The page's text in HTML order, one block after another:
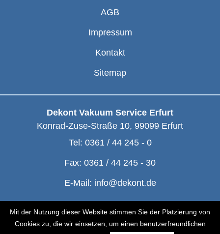
Mit der Nutzung dieser Website stimmen Sie der Platzierung von
Cookies zu, die wir einsetzen, um einen benutzerfreundlichen
AGB
Impressum
Kontakt
Sitemap
Dekont Vakuum Service Erfurt
Konrad-Zuse-Straße 10, 99099 Erfurt
Tel: 0361 / 44 245 - 0
Fax: 0361 / 44 245 - 30
E-Mail: info@dekont.de
© Dekont 1991 - 2026